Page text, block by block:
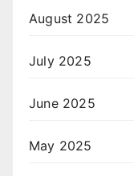
August 2025
July 2025
June 2025
May 2025